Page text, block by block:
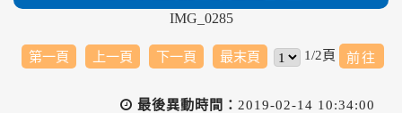
IMG_0285
第一頁 上一頁 下一頁 最末頁 1/2頁
最後異動時間： 2019-02-14 10:34:00